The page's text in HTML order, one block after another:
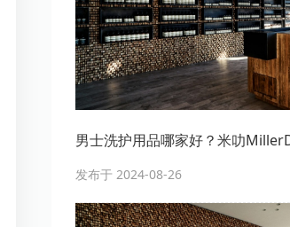
男士洗护用品哪家好？米叻
发布于 2024-08-26